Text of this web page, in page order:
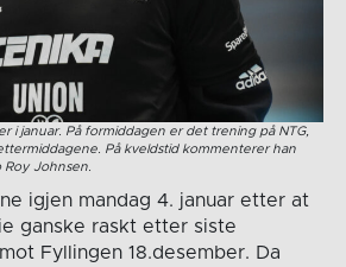
i januar. På formiddagen er det trening på NTG,
På kveldstid kommenterer han
Roy Johnsen.
igjen mandag 4. januar etter at
ganske raskt etter siste
Fyllingen 18.desember. Da